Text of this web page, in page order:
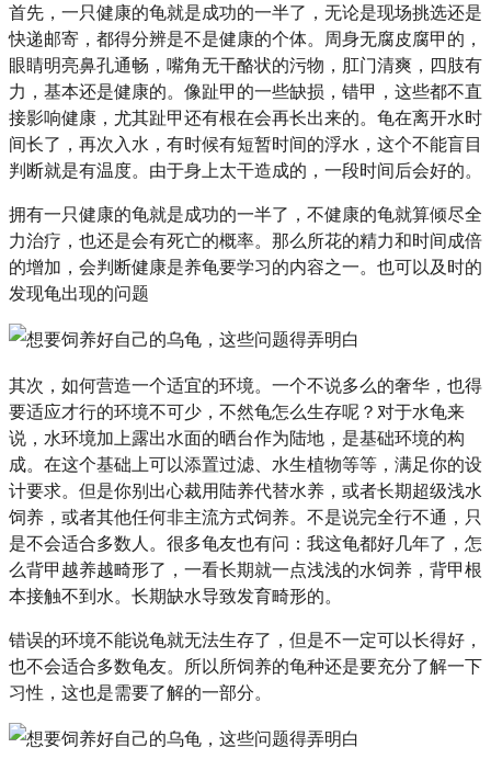
首先，一只健康的龟就是成功的一半了，无论是现场挑选还是
快递邮寄，都得分辨是不是健康的个体。周身无腐皮腐甲的，
眼睛明亮鼻孔通畅，嘴角无干酪状的污物，肛门清爽，四肢有
力，基本还是健康的。像趾甲的一些缺损，错甲，这些都不直
接影响健康，尤其趾甲还有根在会再长出来的。龟在离开水时
间长了，再次入水，有时候有短暂时间的浮水，这个不能盲目
判断就是有温度。由于身上太干造成的，一段时间后会好的。
拥有一只健康的龟就是成功的一半了，不健康的龟就算倾尽全
力治疗，也还是会有死亡的概率。那么所花的精力和时间成倍
的增加，会判断健康是养龟要学习的内容之一。也可以及时的
发现龟出现的问题
其次，如何营造一个适宜的环境。一个不说多么的奢华，也得
要适应才行的环境不可少，不然龟怎么生存呢？对于水龟来
说，水环境加上露出水面的晒台作为陆地，是基础环境的构
成。在这个基础上可以添置过滤、水生植物等等，满足你的设
计要求。但是你别出心裁用陆养代替水养，或者长期超级浅水
饲养，或者其他任何非主流方式饲养。不是说完全行不通，只
是不会适合多数人。很多龟友也有问：我这龟都好几年了，怎
么背甲越养越畸形了，一看长期就一点浅浅的水饲养，背甲根
本接触不到水。长期缺水导致发育畸形的。
错误的环境不能说龟就无法生存了，但是不一定可以长得好，
也不会适合多数龟友。所以所饲养的龟种还是要充分了解一下
习性，这也是需要了解的一部分。